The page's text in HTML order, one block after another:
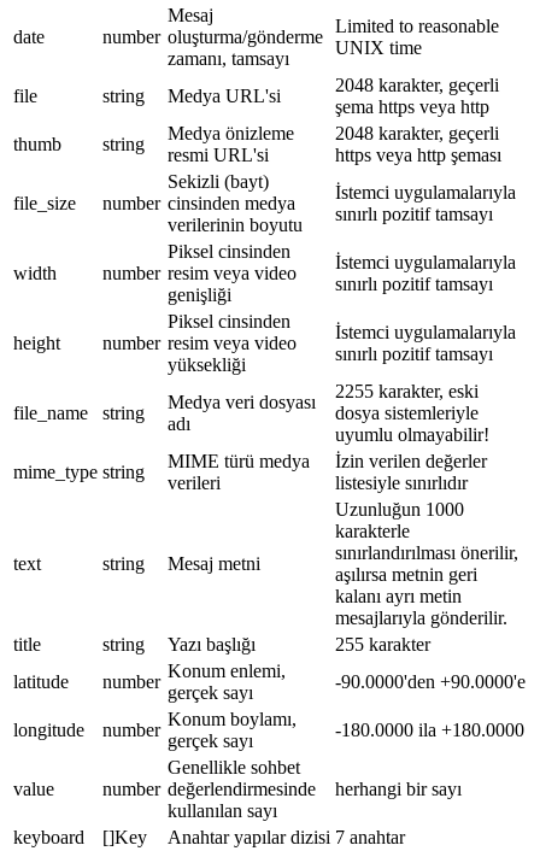
date number
Mesaj
oluşturma/gönderme
zamanı, tamsayı
Limited to reasonable
UNIX time
file string Medya URL'si
2048 karakter, geçerli
şema https veya http
thumb
string
Medya önizleme
resmi URL'si
2048 karakter, geçerli
https veya http şeması
file_size number
Sekizli (bayt)
cinsinden medya
verilerinin boyutu
İstemci uygulamalarıyla
sınırlı pozitif tamsayı
width number
Piksel cinsinden
resim veya video
genişliği
İstemci uygulamalarıyla
sınırlı pozitif tamsayı
height number
Piksel cinsinden
resim veya video
yüksekliği
İstemci uygulamalarıyla
sınırlı pozitif tamsayı
file_name string
Medya veri dosyası
adı
2255 karakter, eski
dosya sistemleriyle
uyumlu olmayabilir!
mime_type string
MIME türü medya
verileri
İzin verilen değerler
listesiyle sınırlıdır
text string Mesaj metni
Uzunluğun 1000
karakterle
sınırlandırılması önerilir,
aşılırsa metnin geri
kalanı ayrı metin
mesajlarıyla gönderilir.
title
string Yazı başlığı
255 karakter
latitude
number
Konum enlemi,
gerçek sayı
-90.0000'den +90.0000'e
longitude number
Konum boylamı,
gerçek sayı
-180.0000 ila +180.0000
value number
Genellikle sohbet
değerlendirmesinde
kullanılan sayı
herhangi bir sayı
keyboard []Key Anahtar yapılar dizisi 7 anahtar